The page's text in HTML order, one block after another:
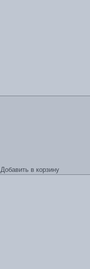
Добавить в корзину